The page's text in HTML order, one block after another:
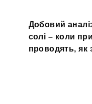
Добовий
солі – коли
проводять, як